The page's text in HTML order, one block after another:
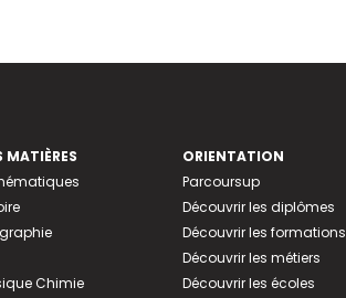
MATIÈRES
Chimie
ORIENTATION
Parcoursup
Découvrir les diplômes
Découvrir les formations
Découvrir les métiers
Découvrir les écoles